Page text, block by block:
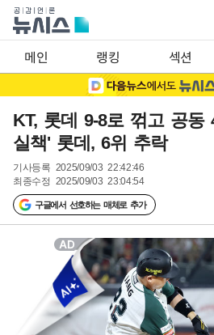
메인 랭킹 섹션
KT, 롯데 9-8로 꺾고 공동
실책' 롯데, 6위 추락
기사등록 2025/09/03 22:42:46
최종수정 2025/09/03 23:04:54
구글에서 선호하는 매체로 추가